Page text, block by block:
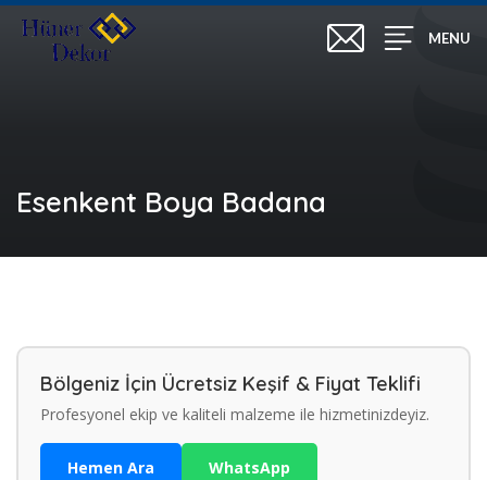
MENU
Esenkent Boya Badana
Bölgeniz İçin Ücretsiz Keşif & Fiyat Teklifi
Profesyonel ekip ve kaliteli malzeme ile hizmetinizdeyiz.
Hemen Ara WhatsApp